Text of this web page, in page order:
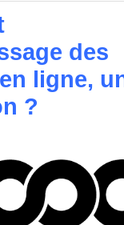
des
ligne,
?